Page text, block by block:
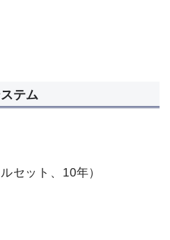
テム
セット、10年）